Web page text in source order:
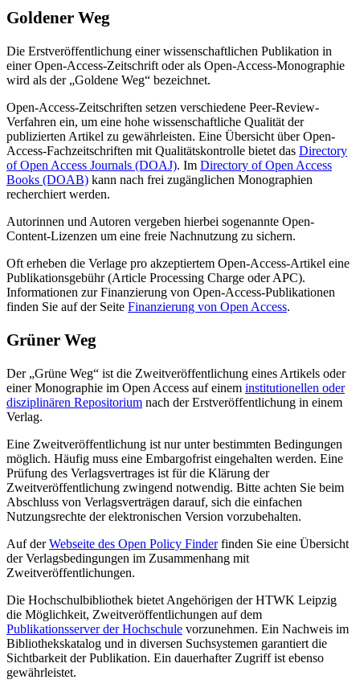
Goldener Weg
Die Erstveröffentlichung einer wissenschaftlichen Publikation in
einer Open-Access-Zeitschrift oder als Open-Access-Monographie
wird als der „Goldene Weg“ bezeichnet.
Open-Access-Zeitschriften setzen verschiedene Peer-Review-
Verfahren ein, um eine hohe wissenschaftliche Qualität der
publizierten Artikel zu gewährleisten. Eine Übersicht über Open-
Access-Fachzeitschriften mit Qualitätskontrolle bietet das Directory
of Open Access Journals (DOAJ). Im Directory of Open Access
Books (DOAB) kann nach frei zugänglichen Monographien
recherchiert werden.
Autorinnen und Autoren vergeben hierbei sogenannte Open-
Content-Lizenzen um eine freie Nachnutzung zu sichern.
Oft erheben die Verlage pro akzeptiertem Open-Access-Artikel eine
Publikationsgebühr (Article Processing Charge oder APC).
Informationen zur Finanzierung von Open-Access-Publikationen
finden Sie auf der Seite Finanzierung von Open Access.
Grüner Weg
Der „Grüne Weg“ ist die Zweitveröffentlichung eines Artikels oder
einer Monographie im Open Access auf einem institutionellen oder
disziplinären Repositorium nach der Erstveröffentlichung in einem
Verlag.
Eine Zweitveröffentlichung ist nur unter bestimmten Bedingungen
möglich. Häufig muss eine Embargofrist eingehalten werden. Eine
Prüfung des Verlagsvertrages ist für die Klärung der
Zweitveröffentlichung zwingend notwendig. Bitte achten Sie beim
Abschluss von Verlagsverträgen darauf, sich die einfachen
Nutzungsrechte der elektronischen Version vorzubehalten.
Auf derWebseite des Open Policy Finderfinden Sie eine Übersicht
der Verlagsbedingungen im Zusammenhang mit
Zweitveröffentlichungen.
Die Hochschulbibliothek bietet Angehörigen der HTWK Leipzig
die Möglichkeit, Zweitveröffentlichungen auf dem
Publikationsserver der Hochschule vorzunehmen. Ein Nachweis im
Bibliothekskatalog und in diversen Suchsystemen garantiert die
Sichtbarkeit der Publikation. Ein dauerhafter Zugriff ist ebenso
gewährleistet.